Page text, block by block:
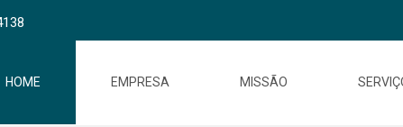
HOME EMPRESA MISSÃO